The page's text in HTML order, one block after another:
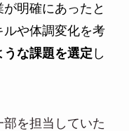
明確にあったと
ルや体調変化を考
な課題を選定 し
を担当していた